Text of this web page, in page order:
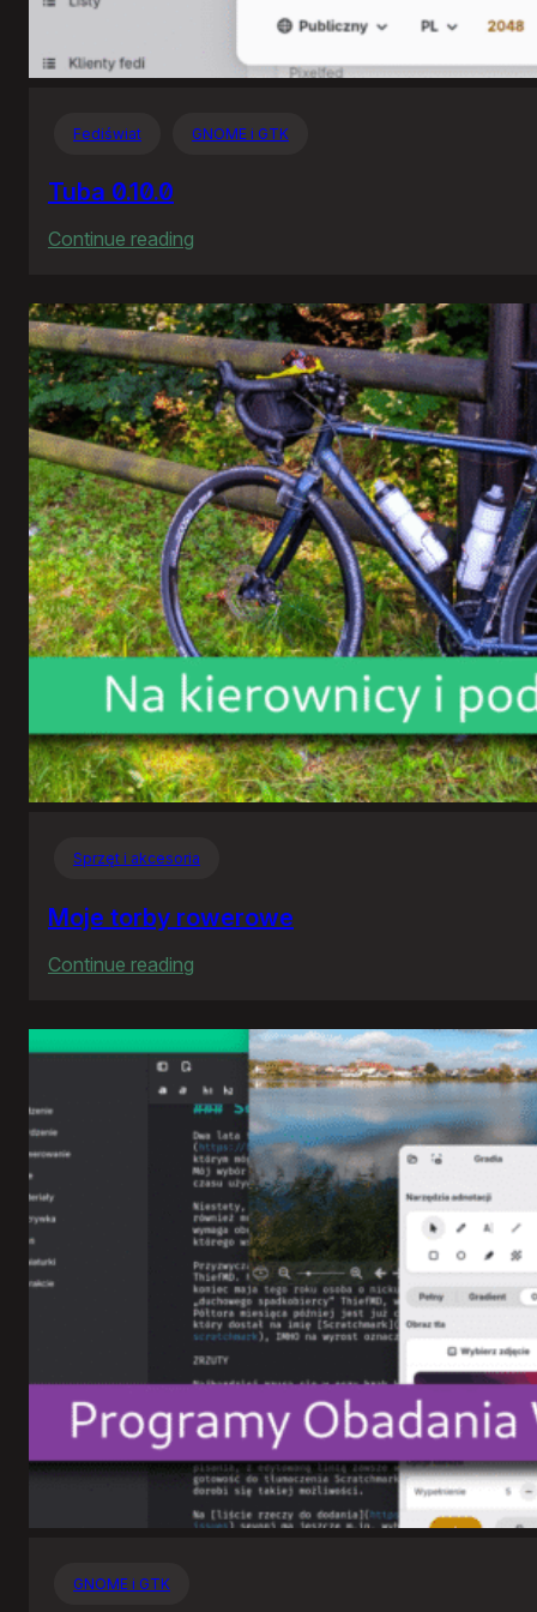
Fediświat GNOME i GTK
Tuba 0.10.0
Continue reading
0.10.0
Sprzęt i akcesoria
Moje torby rowerowe
Continue reading
torby
rowerowe
GNOME i GTK